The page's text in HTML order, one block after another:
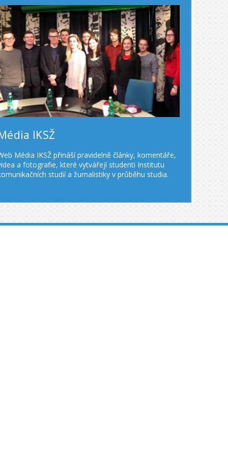
IKSŽ
Média IKSŽ přináší pravidelně články, komentáře,
a fotografie, které vytvářejí studenti Institutu
studií a žurnalistiky v průběhu studia.